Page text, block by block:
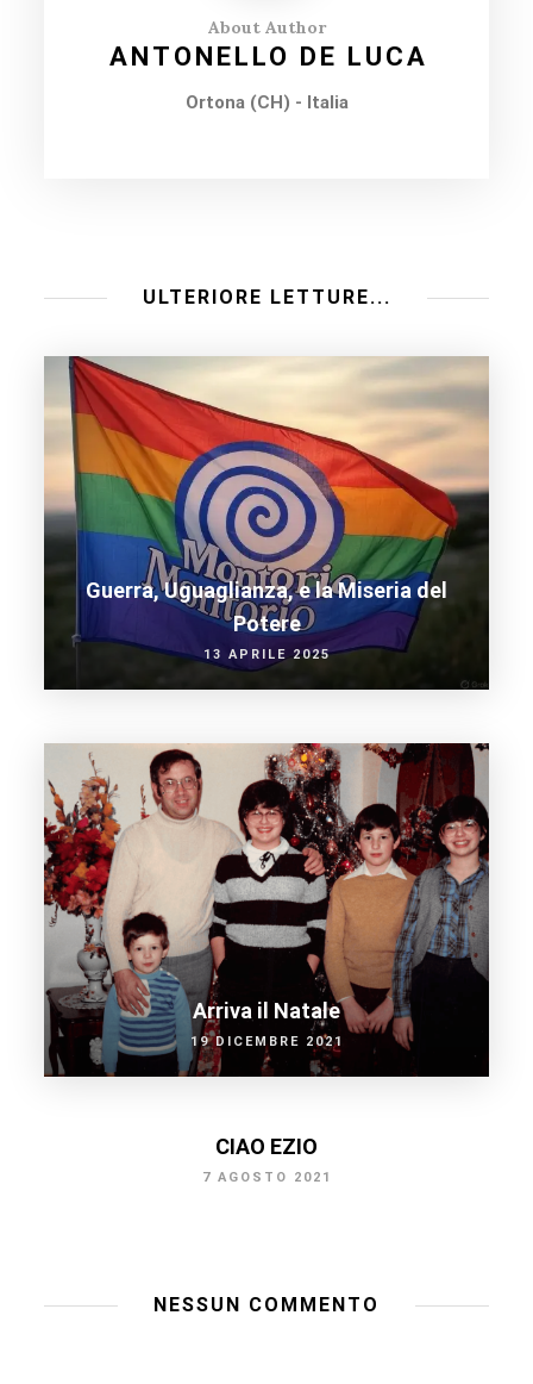
About Author
ANTONELLO DE LUCA
Ortona (CH) - Italia
ULTERIORE LETTURE...
Guerra, Uguaglianza, e la Miseria del
Potere
13 APRILE 2025
Arriva il Natale
19 DICEMBRE 2021
CIAO EZIO
7 AGOSTO 2021
NESSUN COMMENTO